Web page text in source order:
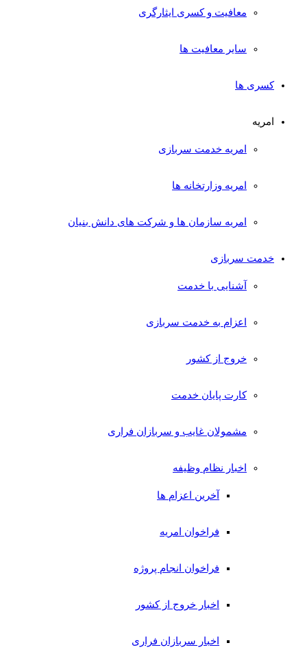
معافیت و کسری ایثارگری
سایر معافیت ها
کسری ها
امریه
امریه خدمت سربازی
امریه وزارتخانه ها
امریه سازمان ها و شرکت های دانش بنیان
خدمت سربازی
آشنایی با خدمت
اعزام به خدمت سربازی
خروج از کشور
کارت پایان خدمت
مشمولان غایب و سربازان فراری
اخبار نظام وظیفه
آخرین اعزام ها
فراخوان امریه
فراخوان انجام پروژه
اخبار خروج از کشور
اخبار سربازان فراری